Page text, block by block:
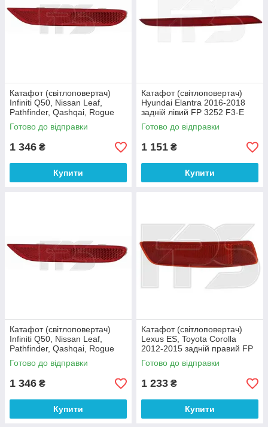
Катафот (світлоповертач)
Infiniti Q50, Nissan Leaf,
Pathfinder, Qashqai, Rogue
2014-2024 задній лівий FP
5036 F3-E DEPO
Готово до відправки
1 346 ₴
Купити
Катафот (світлоповертач)
Hyundai Elantra 2016-2018
задній лівий FP 3252 F3-E
DEPO
Готово до відправки
1 151 ₴
Купити
Катафот (світлоповертач)
Infiniti Q50, Nissan Leaf,
Pathfinder, Qashqai, Rogue
2014-2024 задній правий FP
5036 F4-E DEPO
Готово до відправки
1 346 ₴
Купити
Катафот (світлоповертач)
Lexus ES, Toyota Corolla
2012-2015 задній правий FP
7037 F4-E DEPO
Готово до відправки
1 233 ₴
Купити